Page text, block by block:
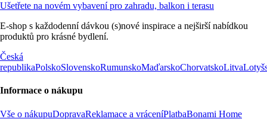
Ušetřete na novém vybavení pro zahradu, balkon i terasu
E-shop s každodenní dávkou (s)nové inspirace a nejširší nabídkou
produktů pro krásné bydlení.
Česká
republikaPolskoSlovenskoRumunskoMaďarskoChorvatskoLitva
Informace o nákupu
Vše o nákupuDopravaReklamace a vráceníPlatbaBonami Home